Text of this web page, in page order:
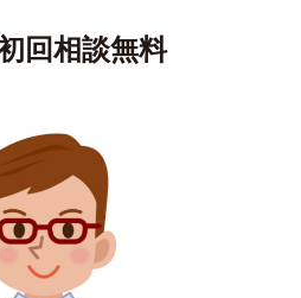
回相談無料